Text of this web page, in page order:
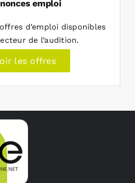
emploi
d’emploi disponibles
de l’audition.
les offres